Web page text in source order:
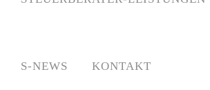
S-NEWS KONTAKT